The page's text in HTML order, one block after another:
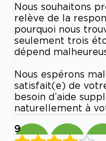
Nous souhaitons
relève de la
pourquoi nous
seulement trois
dépend
Nous espérons
satisfait(e) de
besoin d’aide
naturellement à
9